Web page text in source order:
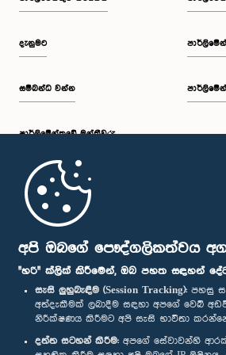
අපි ඔබගේ පෞද්ගලිකත්වය
"හරි" ක්ලික් කිරීමෙන්, ඔබ පහත සඳහන්
සැසි ලුහුබැඳීම (Session Tracking): පහසු
අත්දැකීමක් ලබාදීම සඳහා අපගේ වෙබ්
නිරීක්ෂණය කිරීමට අපි සැසි භාවිතා
දත්ත සටහන් කිරීම: අපගේ සේවාවන්හි
දැනුමට
සම්බන්ධ වන්න
පාර්ලි‌මේන්තුවේ මන්ත්‍රීවරු
මුල් පිටුව
පාර්ලිමේන්තු ජංගම යෙදුම
අප හා සම්බන්ධ වී සිටින්න :